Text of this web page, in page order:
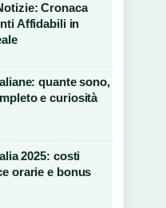
Cronaca
Affidabili in
quante sono,
e curiosità
2025: costi
orarie e bonus